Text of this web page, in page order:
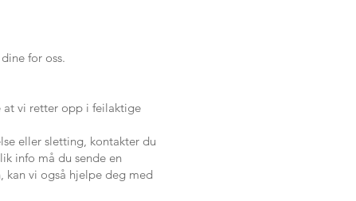
for oss.
at vi retter opp i feilaktige
eller sletting, kontakter du
info må du sende en
kan vi også hjelpe deg med